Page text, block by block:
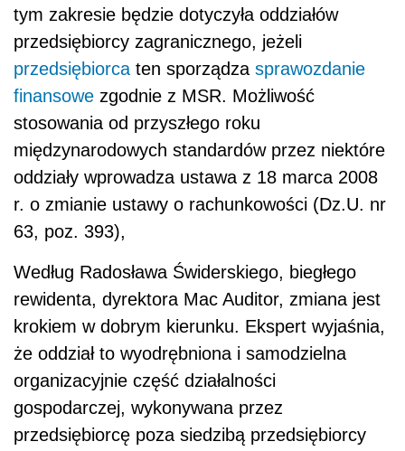
tym zakresie będzie dotyczyła oddziałów
przedsiębiorcy zagranicznego, jeżeli
przedsiębiorca ten sporządza sprawozdanie
finansowe zgodnie z MSR. Możliwość
stosowania od przyszłego roku
międzynarodowych standardów przez niektóre
oddziały wprowadza ustawa z 18 marca 2008
r. o zmianie ustawy o rachunkowości (Dz.U. nr
63, poz. 393),
Według Radosława Świderskiego, biegłego
rewidenta, dyrektora Mac Auditor, zmiana jest
krokiem w dobrym kierunku. Ekspert wyjaśnia,
że oddział to wyodrębniona i samodzielna
organizacyjnie część działalności
gospodarczej, wykonywana przez
przedsiębiorcę poza siedzibą przedsiębiorcy